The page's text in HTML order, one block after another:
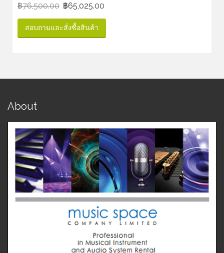
฿76,500.00 ฿65,025.00
สอบถามและสั่งซื้อสินค้า
About